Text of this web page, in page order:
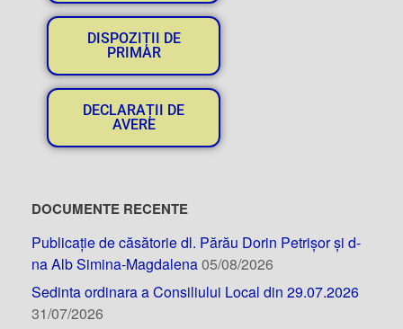
DISPOZIȚII DE
PRIMAR
DECLARAȚII DE
AVERE
DOCUMENTE RECENTE
Publicație de căsătorie dl. Părău Dorin Petrișor și d-
na Alb Simina-Magdalena05/08/2026
Sedinta ordinara a Consiliului Local din 29.07.2026
31/07/2026